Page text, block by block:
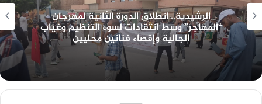
الرشيدية.. انطلاق الدورة الثانية لمهرجان
“المهاجر” وسط انتقادات لسوء التنظيم وغياب
الجالية وإقصاء فنانين محليين